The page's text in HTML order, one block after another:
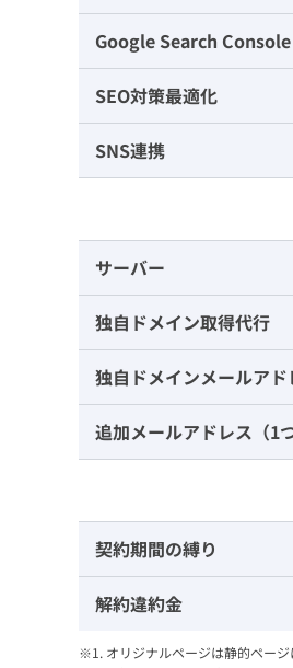
Google Search Console
SEO対策最適化
SNS連携
サーバー
独自ドメイン取得代行
独自ドメインメールアド
追加メールアドレス（1つ
契約期間の縛り
解約違約金
※1. オリジナルページは静的ページ